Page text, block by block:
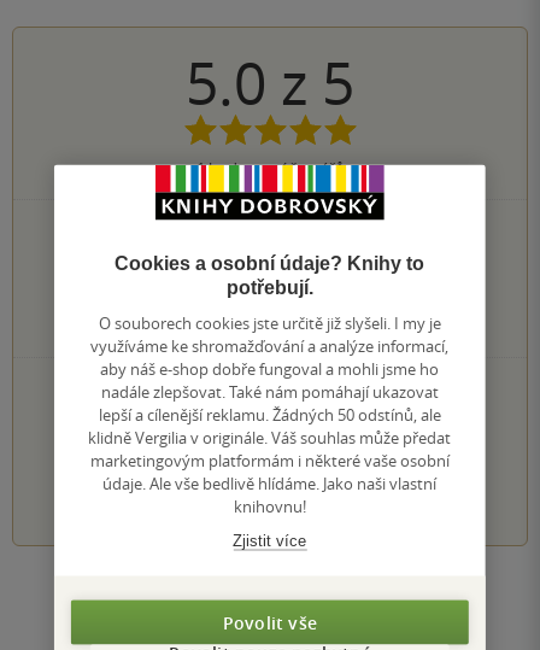
5.0 z 5
1hodnocení čtenářů
0×
4 hvězdičky
0×
3 hvězdičky
0×
0×
1 hvezdička
PŘIDEJTE SVÉ HODNOCENÍ KNIHY
Hodnocení našich knihkupců: 0.0 z 5
1 2 3 4 5
Cookies a osobní údaje? Knihy to
potřebují.
O souborech cookies jste určitě již slyšeli. I my je
využíváme ke shromažďování a analýze informací,
aby náš e-shop dobře fungoval a mohli jsme ho
nadále zlepšovat. Také nám pomáhají ukazovat
lepší a cílenější reklamu. Žádných 50 odstínů, ale
klidně Vergilia v originále. Váš souhlas může předat
marketingovým platformám i některé vaše osobní
údaje. Ale vše bedlivě hlídáme. Jako naši vlastní
knihovnu!
Zjistit více
Povolit vše